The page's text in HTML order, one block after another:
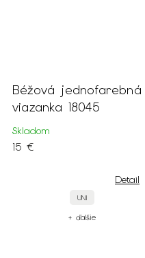
Zelená
saténová